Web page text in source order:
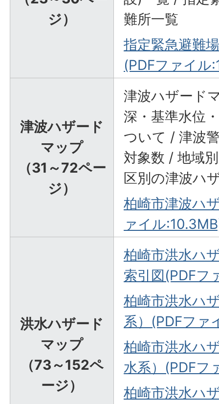
ジ）
難所一覧
指定緊急避難
(PDFファイル
津波ハザード
マップ
（31～72ペー
ジ）
津波ハザード
深・基準水位
ついて / 津波
対象数 / 地域
区別の津波ハ
柏崎市津波ハ
ァイル
洪水ハザード
マップ
（73～152ペ
ージ）
柏崎市洪水ハ
索引図(PDFフ
柏崎市洪水ハ
系）(PDFファ
柏崎市洪水ハ
水系）(PDFフ
柏崎市洪水ハ